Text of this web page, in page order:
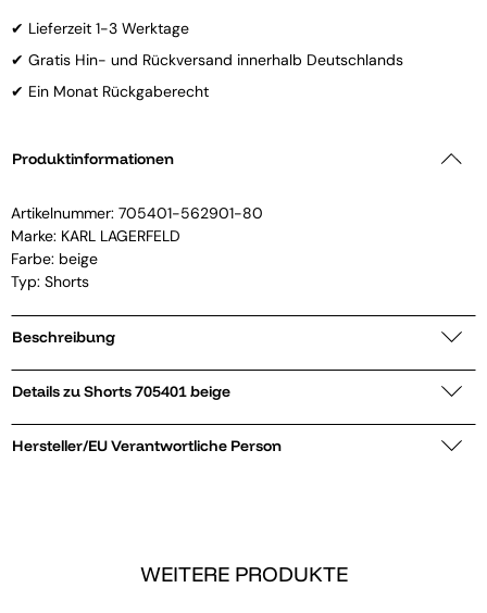
✔ Lieferzeit 1-3 Werktage
✔ Gratis Hin- und Rückversand innerhalb Deutschlands
✔ Ein Monat Rückgaberecht
Produktinformationen
Artikelnummer: 705401-562901-80
Marke: KARL LAGERFELD
Farbe: beige
Typ: Shorts
Beschreibung
Details zu Shorts 705401 beige
Hersteller/EU Verantwortliche Person
WEITERE PRODUKTE